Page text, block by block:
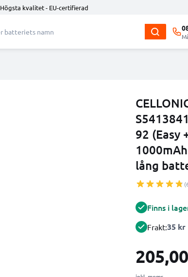
Högsta kvalitet - EU-certifierad
92 (Easy
lång
Finns i
Frakt:35 kr